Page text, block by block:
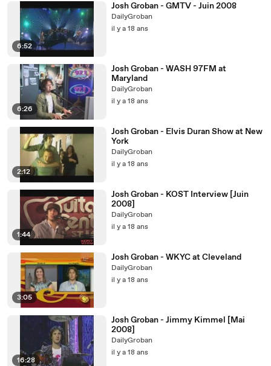
6:52
Josh Groban - GMTV - Juin 2008
DailyGroban
il y a 18 ans
6:26
Josh Groban - WASH 97FM at
Maryland
DailyGroban
il y a 18 ans
2:12
Josh Groban - Elvis Duran Show at New
York
DailyGroban
il y a 18 ans
1:44
Josh Groban - KOST Interview [Juin
2008]
DailyGroban
il y a 18 ans
3:05
Josh Groban - WKYC at Cleveland
DailyGroban
il y a 18 ans
16:28
Josh Groban - Jimmy Kimmel [Mai
2008]
DailyGroban
il y a 18 ans